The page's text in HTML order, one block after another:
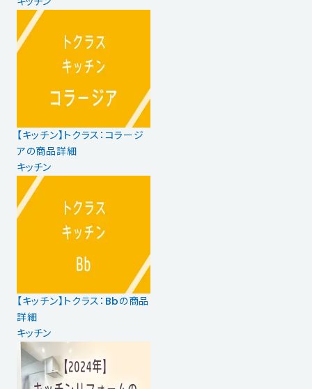
【キッチン】トクラス：コラージ
アの商品詳細
キッチン
【キッチン】トクラス：Bbの商品
詳細
キッチン